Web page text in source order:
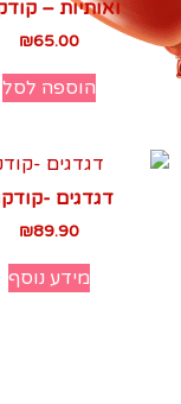
ואותיות –
₪65.00
הוספה לסל
דגדגים -
₪89.90
מידע נוסף